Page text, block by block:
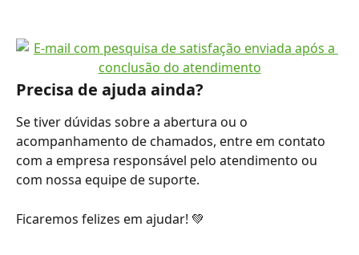
Precisa de ajuda ainda?
Se tiver dúvidas sobre a abertura ou o
acompanhamento de chamados, entre em contato
com a empresa responsável pelo atendimento ou
com nossa equipe de suporte.
Ficaremos felizes em ajudar! 💚